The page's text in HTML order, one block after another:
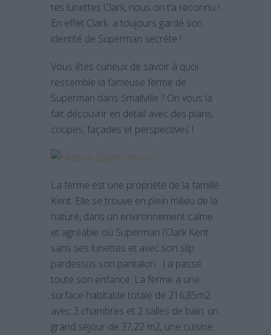
tes lunettes Clark, nous on t’a reconnu !
En effet Clark a toujours gardé son
identité de Superman secrète !
Vous êtes curieux de savoir à quoi
ressemble la fameuse ferme de
Superman dans Smallville ? On vous la
fait découvrir en détail avec des plans,
coupes, façades et perspectives !
La ferme est une propriété de la famille
Kent. Elle se trouve en plein milieu de la
nature, dans un environnement calme
et agréable où Superman (Clark Kent
sans ses lunettes et avec son slip
pardessus son pantalon…) a passé
toute son enfance. La ferme a une
surface habitable totale de 216,85m2
avec 3 chambres et 2 salles de bain, un
grand séjour de 37,22 m2, une cuisine